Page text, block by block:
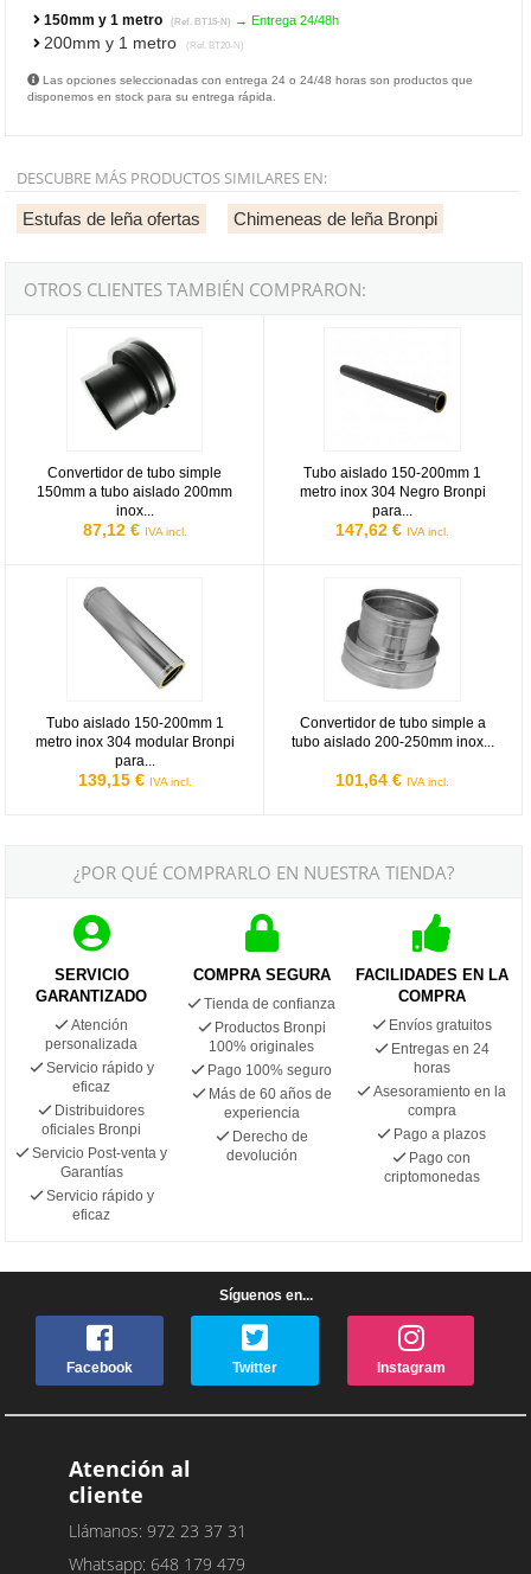
150mm y 1 metro (Ref. BT15-N) → Entrega 24/48h
200mm y 1 metro (Ref. BT20-N)
Las opciones seleccionadas con entrega 24 o 24/48 horas son productos que
disponemos en stock para su entrega rápida.
DESCUBRE MÁS PRODUCTOS SIMILARES EN:
Estufas de leña ofertas Chimeneas de leña Bronpi
OTROS CLIENTES TAMBIÉN COMPRARON:
Convertidor de tubo simple
150mm a tubo aislado 200mm
inox...
87,12 € IVA incl.
Tubo aislado 150-200mm 1
metro inox 304 Negro Bronpi
para...
147,62 € IVA incl.
Tubo aislado 150-200mm 1
metro inox 304 modular Bronpi
para...
139,15 € IVA incl.
Convertidor de tubo simple a
tubo aislado 200-250mm inox...
101,64 € IVA incl.
¿POR QUÉ COMPRARLO EN NUESTRA TIENDA?
SERVICIO
GARANTIZADO
Atención
personalizada
Servicio rápido y
eficaz
Distribuidores
oficiales Bronpi
Servicio Post-venta y
Garantías
Servicio rápido y
eficaz
COMPRA SEGURA
Tienda de confianza
Productos Bronpi
100% originales
Pago 100% seguro
Más de 60 años de
experiencia
Derecho de
devolución
FACILIDADES EN LA
COMPRA
Envíos gratuitos
Entregas en 24
horas
Asesoramiento en la
compra
Pago a plazos
Pago con
criptomonedas
Síguenos en...
Facebook Twitter Instagram
Atención al
cliente
Llámanos: 972 23 37 31
Whatsapp: 648 179 479